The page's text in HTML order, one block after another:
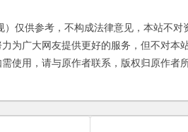
供参考，不构成法律意见，本站不对
为广大网友提供更好的服务，但不对本
使用，请与原作者联系，版权归原作者所